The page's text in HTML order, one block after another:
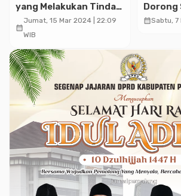
yang Melakukan Tindak
Pidana Perjudian
calendar_month
Jumat, 15 Mar 2024 | 22:09
WIB
Dorong
Bagi
calendar_monthSabtu, 7